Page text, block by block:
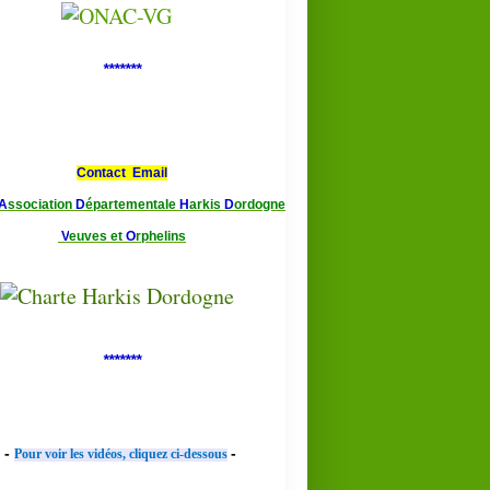
*******
Contact Email
ssociation Départementale Harkis Dordogne
Veuves et Orphelins
*******
- Pour voir les vidéos, cliquez ci-dessous -